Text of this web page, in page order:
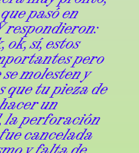
pasó en
respondieron:
ok, sí, estos
pero
molesten y
que tu pieza de
un
la perforación
cancelada